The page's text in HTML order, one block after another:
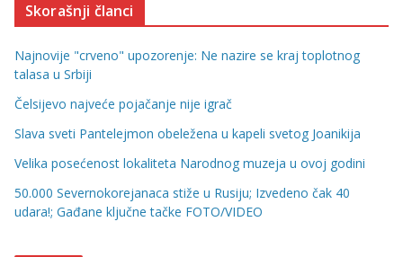
Skorašnji članci
Najnovije "crveno" upozorenje: Ne nazire se kraj toplotnog
talasa u Srbiji
Čelsijevo najveće pojačanje nije igrač
Slava sveti Pantelejmon obeležena u kapeli svetog Joanikija
Velika posećenost lokaliteta Narodnog muzeja u ovoj godini
50.000 Severnokorejanaca stiže u Rusiju; Izvedeno čak 40
udara!; Gađane ključne tačke FOTO/VIDEO